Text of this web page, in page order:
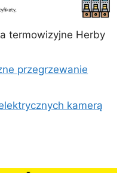
termowizyjne Herby
przegrzewanie
kamerą